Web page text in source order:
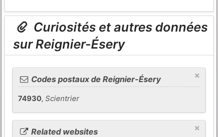
Curiosités et autres données
sur Reignier-Ésery
×
Codes postaux de Reignier-Ésery
74930,Scientrier
×
Related websites